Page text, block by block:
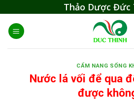
content
Thảo Dược Đức
CẨM NANG SỐNG
Nước lá vối để qua
được